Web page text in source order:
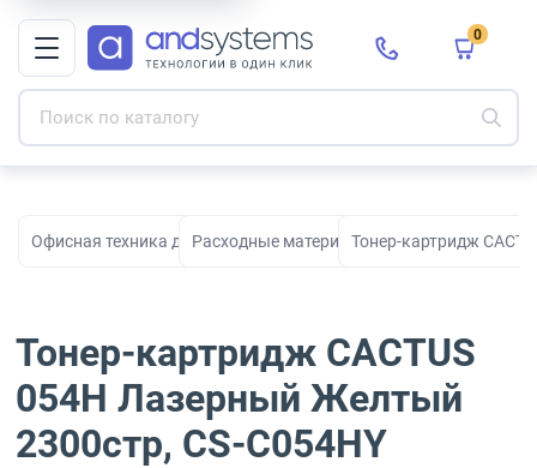
0
Офисная техника для печати, сканирования и
Расходные материалы для принтеров и
Тонер-картридж
Тонер-картридж CACTUS
054H Лазерный Желтый
2300стр, CS-C054HY